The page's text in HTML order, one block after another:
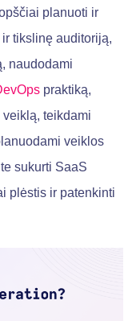
planuoti ir
tikslinę auditoriją,
naudodami
praktiką,
teikdami
veiklos
sukurti SaaS
plėstis ir patenkinti